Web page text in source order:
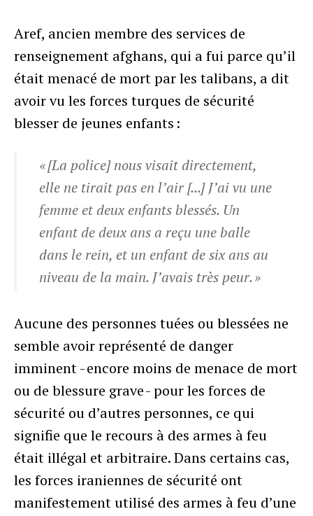
Aref, ancien membre des services de
renseignement afghans, qui a fui parce qu’il
était menacé de mort par les talibans, a dit
avoir vu les forces turques de sécurité
blesser de jeunes enfants :
« [La police] nous visait directement,
elle ne tirait pas en l’air [...] J’ai vu une
femme et deux enfants blessés. Un
enfant de deux ans a reçu une balle
dans le rein, et un enfant de six ans au
niveau de la main. J’avais très peur. »
Aucune des personnes tuées ou blessées ne
semble avoir représenté de danger
imminent - encore moins de menace de mort
ou de blessure grave - pour les forces de
sécurité ou d’autres personnes, ce qui
signifie que le recours à des armes à feu
était illégal et arbitraire. Dans certains cas,
les forces iraniennes de sécurité ont
manifestement utilisé des armes à feu d’une